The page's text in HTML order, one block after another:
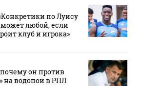
по Луису
любой, если
клуб и игрока»
он против
на водопой в РПЛ